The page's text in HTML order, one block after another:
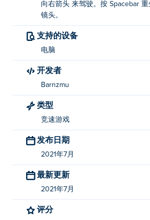
向右箭头 来驾驶。按 Spacebar
镜头。
支持的设备
电脑
开发者
Barnzmu
类型
竞速游戏
发布日期
2021年7月
最新更新
2021年7月
评分